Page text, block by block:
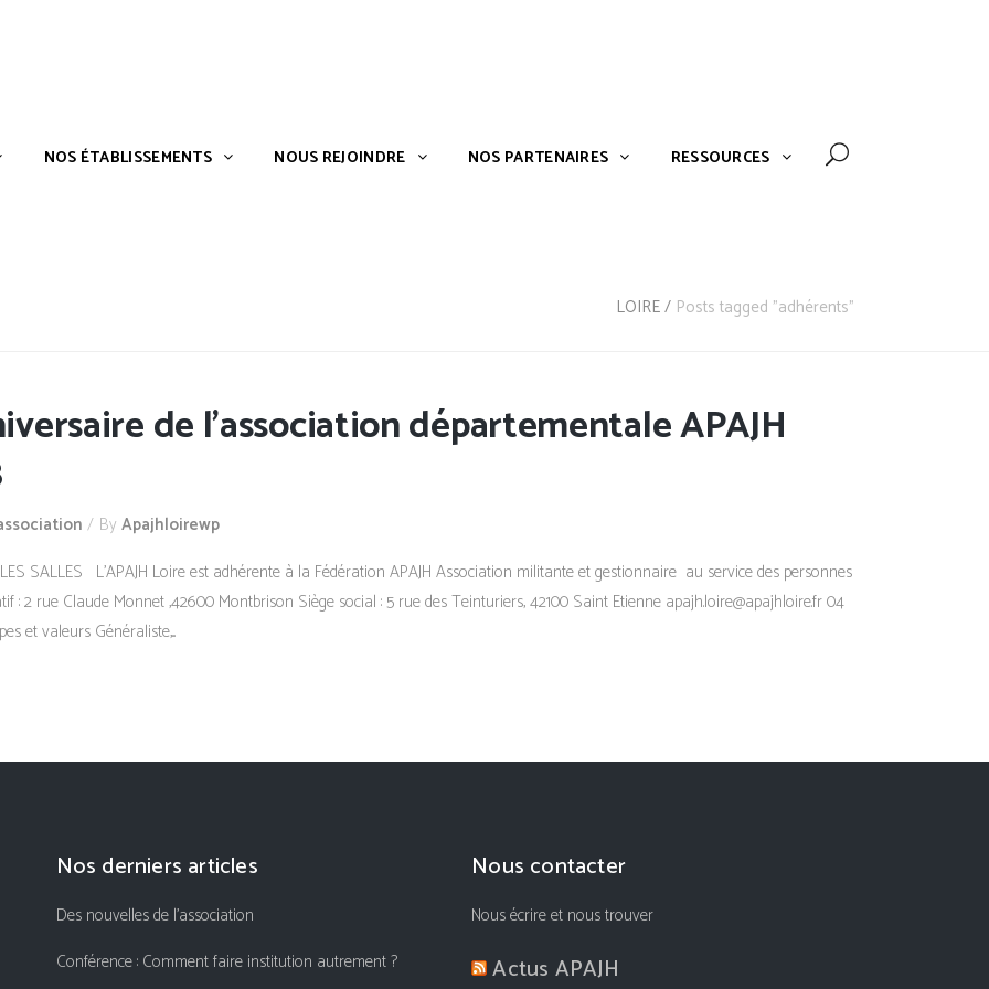
NOS ÉTABLISSEMENTS NOUS REJOINDRE NOS PARTENAIRES RESSOURCES
?
LOIRE/ Posts tagged "adhérents"
de l’association départementale APAJH
By Apajhloirewp
SALLES L’APAJH Loire est adhérente à la Fédération APAJH Association militante et gestionnaire au service des personnes
: 2 rue Claude Monnet ,42600 Montbrison Siège social : 5 rue des Teinturiers, 42100 Saint Etienne apajh.loire@apajhloire.fr 04
et valeurs Généraliste,...
Nos derniers articles
Des nouvelles de l’association
Conférence : Comment faire institution autrement ?
Nous contacter
Nous écrire et nous trouver
Actus APAJH